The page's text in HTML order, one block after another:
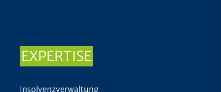
EXPERTISE
Insolvenzverwaltung